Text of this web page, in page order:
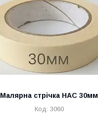
Малярна стрічка НАС 30мм
3060